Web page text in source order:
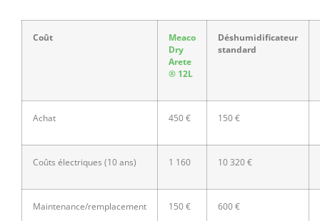
Coût
Meaco
Dry
Arete
® 12L
Déshumidificateur
standard
Achat 450 € 150 €
Coûts électriques (10 ans) 1 160 10 320 €
Maintenance/remplacement 150 € 600 €